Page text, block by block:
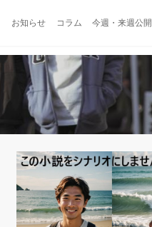
お知らせ コラム 今週・来週公開